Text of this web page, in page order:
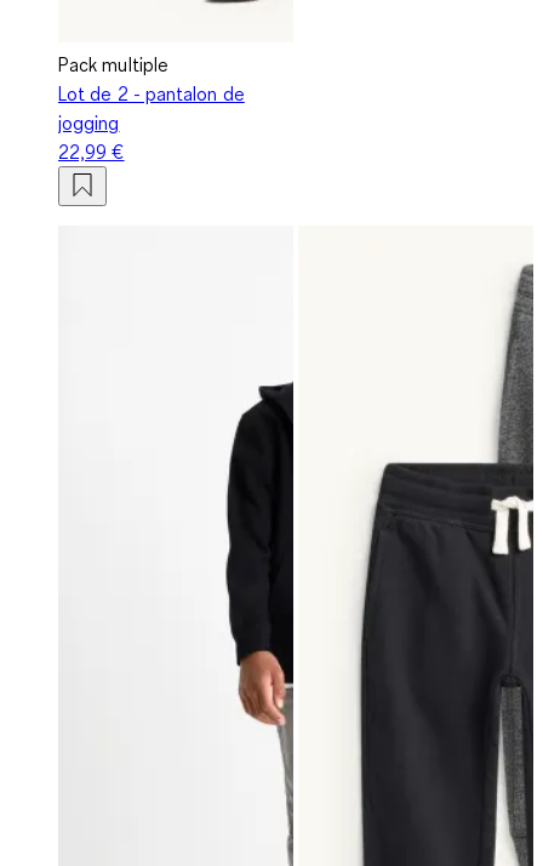
Pack multiple
Lot de 2 - pantalon de
jogging
22,99 €